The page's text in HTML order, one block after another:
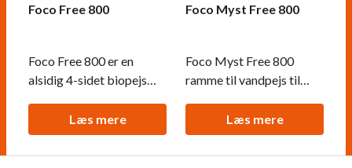
Foco Free 800
Foco Free 800 er en
alsidig 4-sidet biopejs
projekter, hvor du kan
tilpasse og designe din
egen pejs. Pejsen består
Læs mere
Foco Myst Free 800
Foco Myst Free 800
ramme til vandpejs til
Læs mere